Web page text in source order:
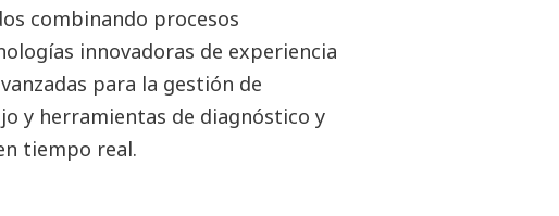
combinando procesos
innovadoras de experiencia
para la gestión de
y herramientas de diagnóstico y
tiempo real.